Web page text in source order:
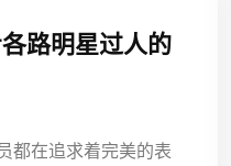
路明星过人的
都在追求着完美的表